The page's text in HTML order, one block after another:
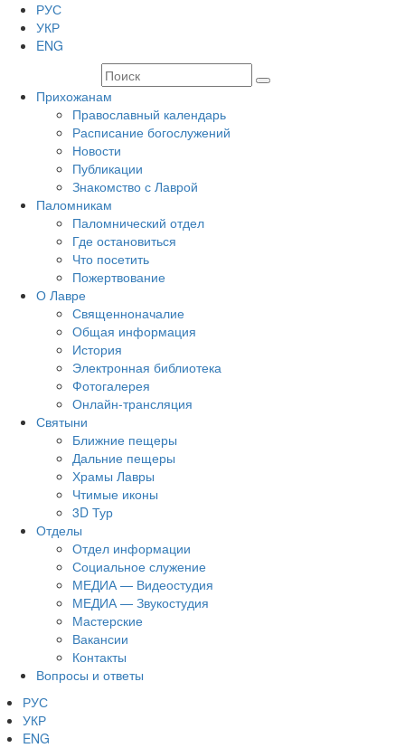
РУС
УКР
ENG
Прихожанам
Православный календарь
Расписание богослужений
Новости
Публикации
Знакомство с Лаврой
Паломникам
Паломнический отдел
Где остановиться
Что посетить
Пожертвование
О Лавре
Священноначалие
Общая информация
История
Электронная библиотека
Фотогалерея
Онлайн-трансляция
Святыни
Ближние пещеры
Дальние пещеры
Храмы Лавры
Чтимые иконы
3D Тур
Отделы
Отдел информации
Социальное служение
МЕДИА — Видеостудия
МЕДИА — Звукостудия
Мастерские
Вакансии
Контакты
Вопросы и ответы
РУС
УКР
ENG